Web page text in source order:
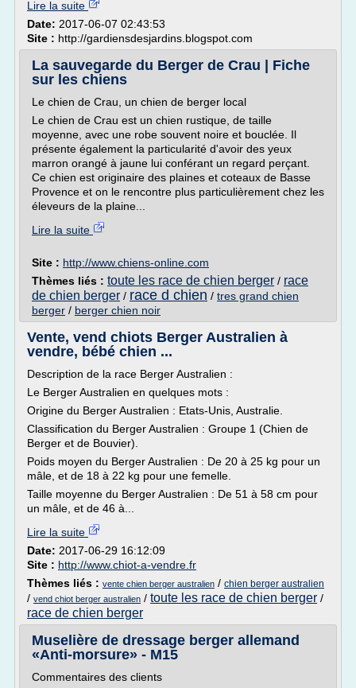
Lire la suite
Date: 2017-06-07 02:43:53
Site : http://gardiensdesjardins.blogspot.com
La sauvegarde du Berger de Crau | Fiche
sur les chiens
Le chien de Crau, un chien de berger local
Le chien de Crau est un chien rustique, de taille
moyenne, avec une robe souvent noire et bouclée. Il
présente également la particularité d'avoir des yeux
marron orangé à jaune lui conférant un regard perçant.
Ce chien est originaire des plaines et coteaux de Basse
Provence et on le rencontre plus particulièrement chez les
éleveurs de la plaine...
Lire la suite
Site : http://www.chiens-online.com
Thèmes liés : toute les race de chien berger / race
de chien berger / race d chien / tres grand chien
berger / berger chien noir
Vente, vend chiots Berger Australien à
vendre, bébé chien ...
Description de la race Berger Australien :
Le Berger Australien en quelques mots :
Origine du Berger Australien : Etats-Unis, Australie.
Classification du Berger Australien : Groupe 1 (Chien de
Berger et de Bouvier).
Poids moyen du Berger Australien : De 20 à 25 kg pour un
mâle, et de 18 à 22 kg pour une femelle.
Taille moyenne du Berger Australien : De 51 à 58 cm pour
un mâle, et de 46 à...
Lire la suite
Date: 2017-06-29 16:12:09
Site : http://www.chiot-a-vendre.fr
Thèmes liés : vente chien berger australien / chien berger australien
/ vend chiot berger australien / toute les race de chien berger /
race de chien berger
Muselière de dressage berger allemand
«Anti-morsure» - M15
Commentaires des clients